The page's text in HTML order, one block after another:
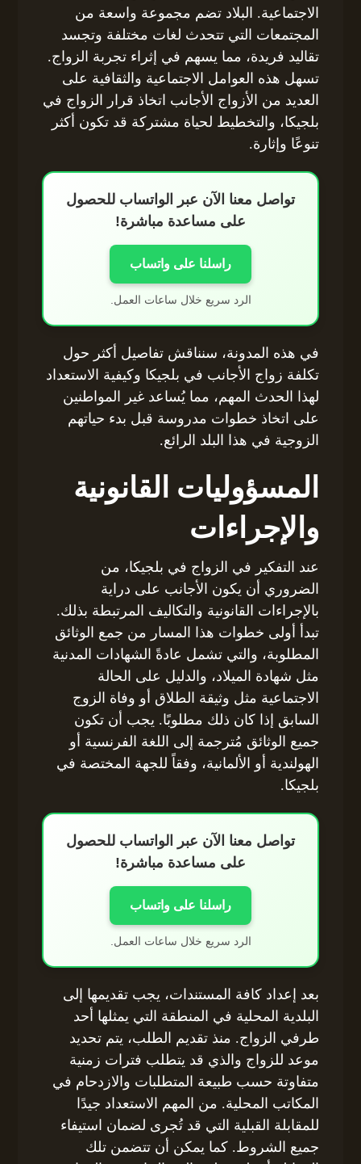
الاجتماعية. البلاد تضم مجموعة واسعة من
المجتمعات التي تتحدث لغات مختلفة وتجسد
تقاليد فريدة، مما يسهم في إثراء تجربة الزواج.
تسهل هذه العوامل الاجتماعية والثقافية على
العديد من الأزواج الأجانب اتخاذ قرار الزواج في
بلجيكا، والتخطيط لحياة مشتركة قد تكون أكثر
تنوعًا وإثارة.
تواصل معنا الآن عبر الواتساب للحصول
على مساعدة مباشرة!
راسلنا على واتساب
الرد سريع خلال ساعات العمل.
في هذه المدونة، سنناقش تفاصيل أكثر حول
تكلفة زواج الأجانب في بلجيكا وكيفية الاستعداد
لهذا الحدث المهم، مما يُساعد غير المواطنين
على اتخاذ خطوات مدروسة قبل بدء حياتهم
الزوجية في هذا البلد الرائع.
المسؤوليات القانونية
والإجراءات
عند التفكير في الزواج في بلجيكا، من
الضروري أن يكون الأجانب على دراية
بالإجراءات القانونية والتكاليف المرتبطة بذلك.
تبدأ أولى خطوات هذا المسار من جمع الوثائق
المطلوبة، والتي تشمل عادةً الشهادات المدنية
مثل شهادة الميلاد، والدليل على الحالة
الاجتماعية مثل وثيقة الطلاق أو وفاة الزوج
السابق إذا كان ذلك مطلوبًا. يجب أن تكون
جميع الوثائق مُترجمة إلى اللغة الفرنسية أو
الهولندية أو الألمانية، وفقاً للجهة المختصة في
بلجيكا.
تواصل معنا الآن عبر الواتساب للحصول
على مساعدة مباشرة!
راسلنا على واتساب
الرد سريع خلال ساعات العمل.
بعد إعداد كافة المستندات، يجب تقديمها إلى
البلدية المحلية في المنطقة التي يمثلها أحد
طرفي الزواج. منذ تقديم الطلب، يتم تحديد
موعد للزواج والذي قد يتطلب فترات زمنية
متفاوتة حسب طبيعة المتطلبات والازدحام في
المكاتب المحلية. من المهم الاستعداد جيدًا
للمقابلة القبلية التي قد تُجرى لضمان استيفاء
جميع الشروط. كما يمكن أن تتضمن تلك